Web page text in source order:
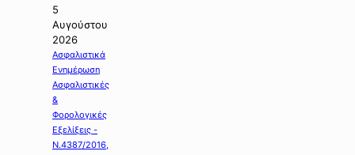
«Διαγωνισμός
της
Εργολαβίας
Ε-925».
5
Αυγούστου
2026
Ασφαλιστικά
Ενημέρωση
Ασφαλιστικές
&
Φορολογικές
Εξελίξεις -
Ν.4387/2016,